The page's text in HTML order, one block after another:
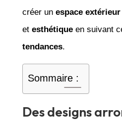
créer un espace extérieur
et esthétiqueen suivant
tendances.
Sommaire :
Des designs